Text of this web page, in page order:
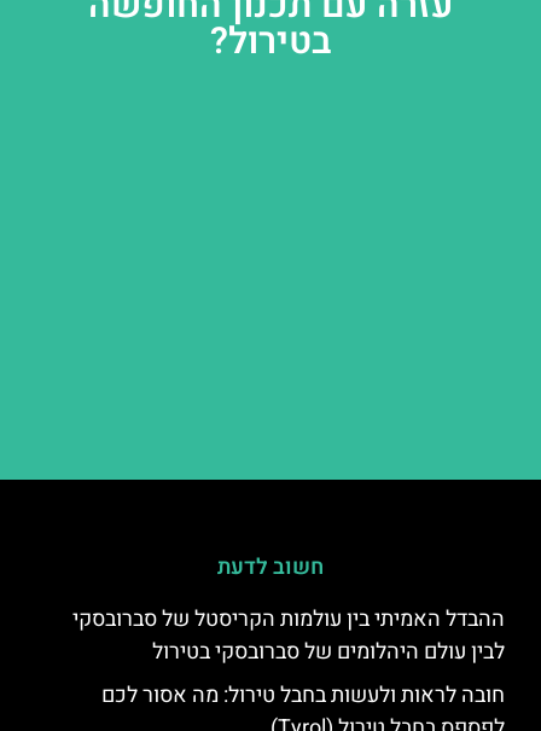
בטירול?
חשוב לדעת
ההבדל האמיתי בין עולמות הקריסטל של סברובסקי
לבין עולם היהלומים של סברובסקי בטירול
חובה לראות ולעשות בחבל טירול: מה אסור לכם